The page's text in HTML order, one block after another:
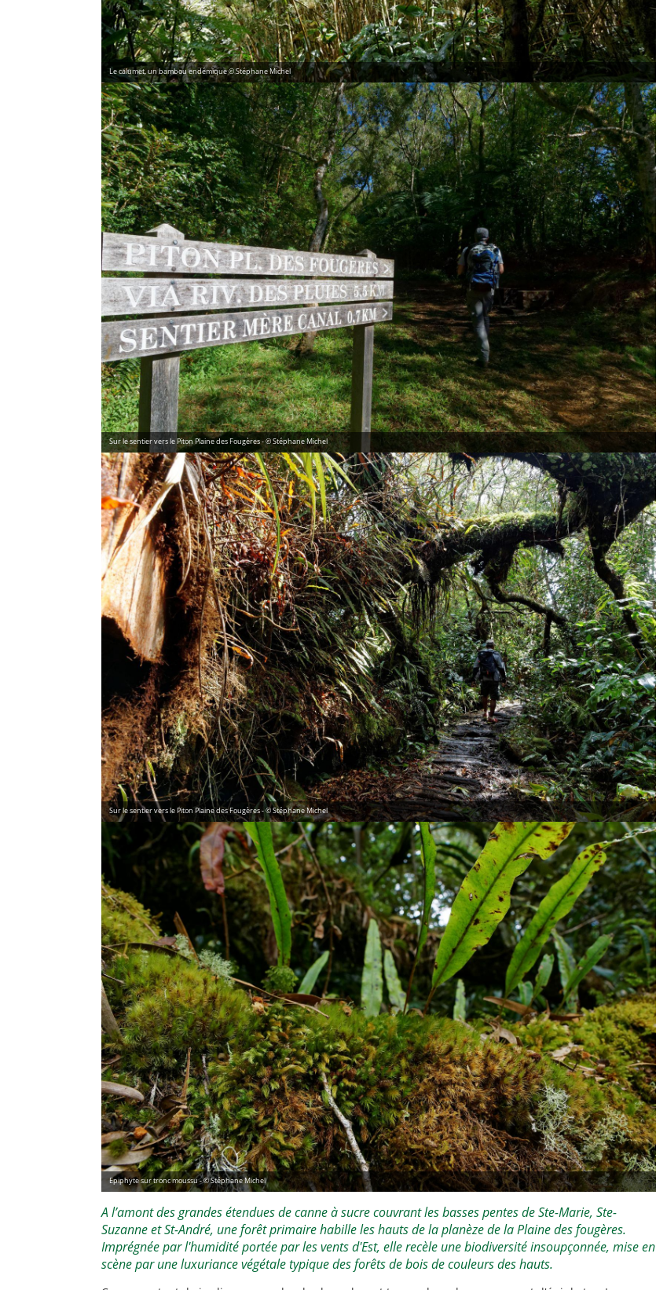
Le calumet, un bambou endémique © Stéphane Michel
Sur le sentier vers le Piton Plaine des Fougères - © Stéphane Michel
Sur le sentier vers le Piton Plaine des Fougères - © Stéphane Michel
Epiphyte sur tronc moussu - © Stéphane Michel
A l’amont des grandes étendues de canne à sucre couvrant les basses pentes de Ste-Marie, Ste-
Suzanne et St-André, une forêt primaire habille les hauts de la planèze de la Plaine des fougères.
Imprégnée par l'humidité portée par les vents d'Est, elle recèle une biodiversité insoupçonnée, mise en
scène par une luxuriance végétale typique des forêts de bois de couleurs des hauts.